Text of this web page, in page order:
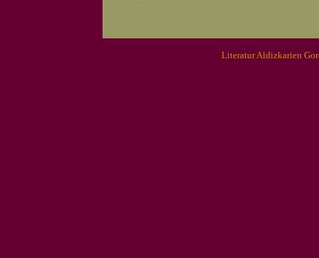
Literatur Aldizkarien